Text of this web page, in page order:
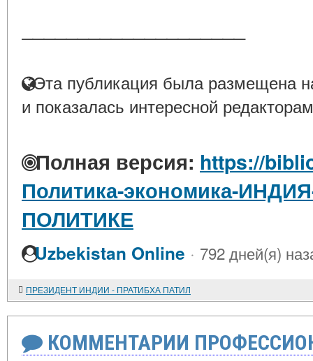
Эта публикация была размещена
и показалась интересной
Полная версия: https://
Политика-экономика-
ПОЛИТИКЕ
Uzbekistan Online · 792 дней(я)
ПРЕЗИДЕНТ ИНДИИ - ПРАТИБХА ПАТИЛ
КОММЕНТАРИИ